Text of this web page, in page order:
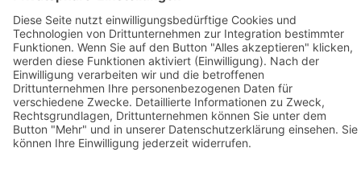
Fortgeschrittene
Fortgeschrittene 1
Fortgeschrittene 2
Fortgeschrittene 3
Anfänger
Masters
Triathlon
Wettkampf
Finswimming